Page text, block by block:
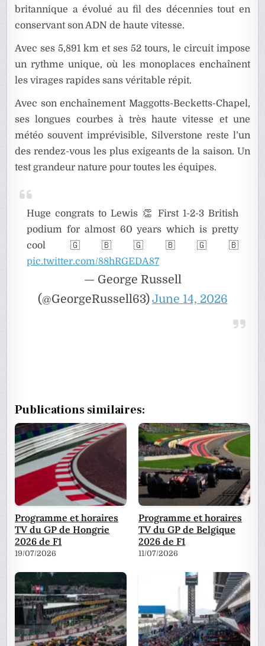
britannique a évolué au fil des décennies tout en
conservant son ADN de haute vitesse.
Avec ses 5,891 km et ses 52 tours, le circuit impose
un rythme unique, où les monoplaces enchaînent
les virages rapides sans véritable répit.
Avec son enchaînement Maggotts-Becketts-Chapel,
ses longues courbes à très haute vitesse et une
météo souvent imprévisible, Silverstone reste l’un
des rendez-vous les plus exigeants de la saison. Un
test grandeur nature pour toutes les équipes.
Huge congrats to Lewis 👏 First 1-2-3 British
podium for almost 60 years which is pretty
cool 🇬🇧🇬🇧🇬🇧
pic.twitter.com/88hRGEDA87
— George Russell
(@GeorgeRussell63)June 14, 2026
Publications similaires:
Programme et horaires
TV du GP de Hongrie
2026 de F1
19/07/2026
Programme et horaires
TV du GP de Belgique
2026 de F1
11/07/2026